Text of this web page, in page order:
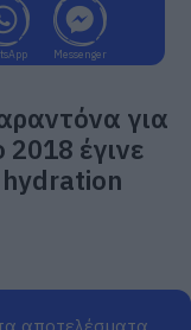
Messenger
για
έγινε
hydration